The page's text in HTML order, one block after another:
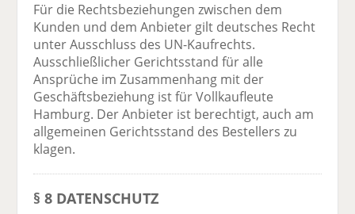
Für die Rechtsbeziehungen zwischen dem
Kunden und dem Anbieter gilt deutsches Recht
unter Ausschluss des UN-Kaufrechts.
Ausschließlicher Gerichtsstand für alle
Ansprüche im Zusammenhang mit der
Geschäftsbeziehung ist für Vollkaufleute
Hamburg. Der Anbieter ist berechtigt, auch am
allgemeinen Gerichtsstand des Bestellers zu
klagen.
§ 8 DATENSCHUTZ